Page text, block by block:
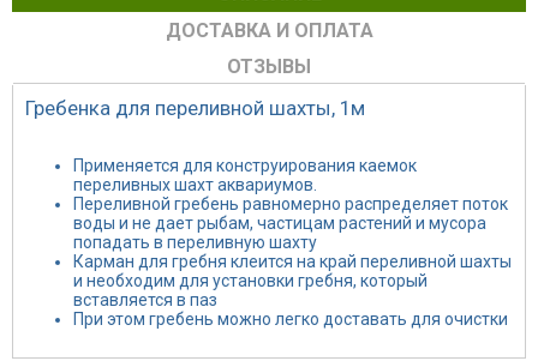
ДОСТАВКА И ОПЛАТА
ОТЗЫВЫ
Гребенка для переливной шахты, 1м
Применяется для конструирования каемок
переливных шахт аквариумов.
Переливной гребень равномерно распределяет поток
воды и не дает рыбам, частицам растений и мусора
попадать в переливную шахту
Карман для гребня клеится на край переливной шахты
и необходим для установки гребня, который
вставляется в паз
При этом гребень можно легко доставать для очистки